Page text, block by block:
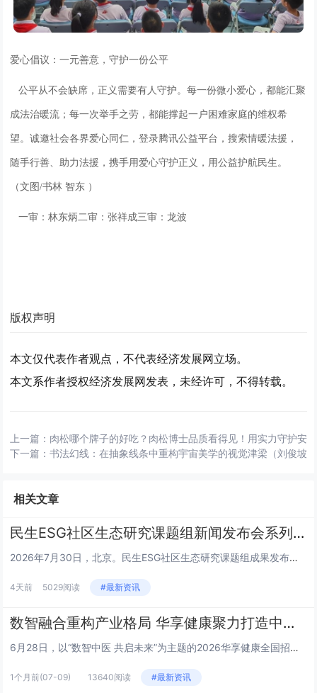
爱心倡议：一元善意，守护一份公平
公平从不会缺席，正义需要有人守护。每一份微小爱心，都能汇聚
成法治暖流；每一次举手之劳，都能撑起一户困难家庭的维权希
望。诚邀社会各界爱心同仁，登录腾讯公益平台，搜索情暖法援，
随手行善、助力法援，携手用爱心守护正义，用公益护航民生。
（文图/书林 智东 ）
一审：林东炳二审：张祥成三审：龙波
版权声明
本文仅代表作者观点，不代表经济发展网立场。
本文系作者授权经济发展网发表，未经许可，不得转载。
上一篇： 肉松哪个牌子的好吃？肉松博士品质看得见！用实力守护安
下一篇：书法幻线：在抽象线条中重构宇宙美学的视觉津梁（刘俊坡）
相关文章
民生ESG社区生态研究课题组新闻发布会系列 | 王栎篇
2026年7月30日，北京。民生ESG社区生态研究课题组成果发布会上，三公平台董事长王栎就平台核心定位、建设路径及未来规...
4天前 5029阅读 #最新资讯
数智融合重构产业格局 华享健康聚力打造中医健康新生态
6月28日，以“数智中医 共启未来”为主题的2026华享健康全国招商发布会在山东济南举行。本次大会汇聚政府主管部门领导、...
1个月前(07-09) 13640阅读 #最新资讯